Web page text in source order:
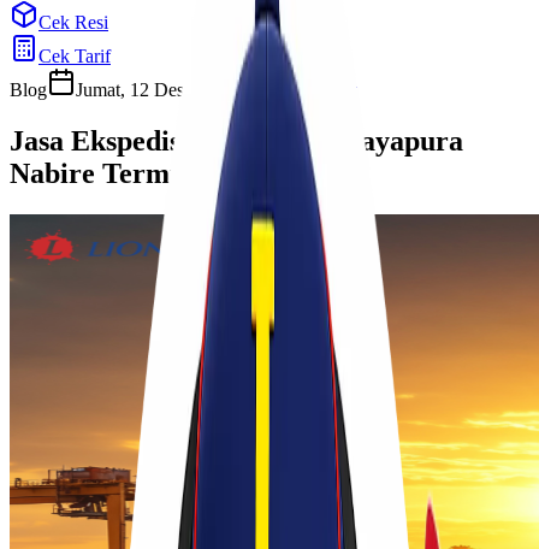
Cek Resi
Cek Tarif
Blog
Jumat, 12 Desember 2025 Sherly
Jasa Ekspedisi Cargo Rute Jayapura
Nabire Termurah